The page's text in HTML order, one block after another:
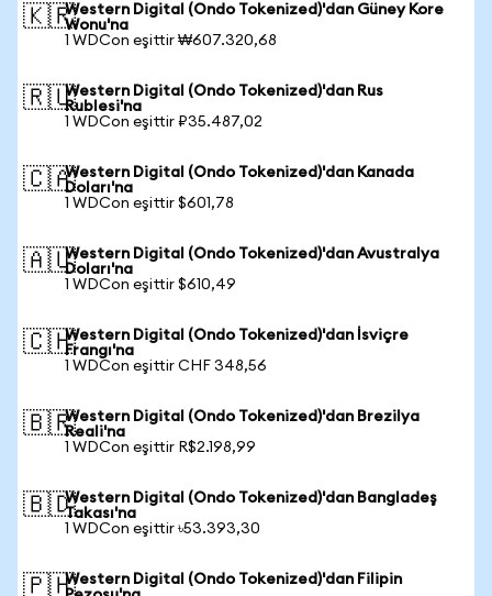
🇰🇷Western Digital (Ondo Tokenized)'dan Güney Kore
Wonu'na
1 WDCon eşittir ₩607.320,68
🇷🇺Western Digital (Ondo Tokenized)'dan Rus
Rublesi'na
1 WDCon eşittir ₽35.487,02
🇨🇦Western Digital (Ondo Tokenized)'dan Kanada
Doları'na
1 WDCon eşittir $601,78
🇦🇺Western Digital (Ondo Tokenized)'dan Avustralya
Doları'na
1 WDCon eşittir $610,49
🇨🇭Western Digital (Ondo Tokenized)'dan İsviçre
Frangı'na
1 WDCon eşittir CHF 348,56
🇧🇷Western Digital (Ondo Tokenized)'dan Brezilya
Reali'na
1 WDCon eşittir R$2.198,99
🇧🇩Western Digital (Ondo Tokenized)'dan Bangladeş
Takası'na
1 WDCon eşittir ৳53.393,30
🇵🇭Western Digital (Ondo Tokenized)'dan Filipin